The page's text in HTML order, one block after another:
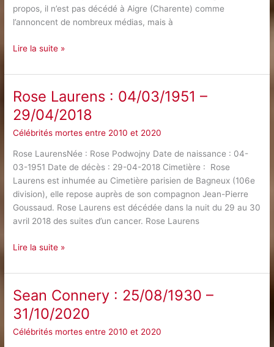
propos, il n’est pas décédé à Aigre (Charente) comme
l’annoncent de nombreux médias, mais à
Roger
:
–
11/11/2020
Lire la suite »
Rose Laurens : 04/03/1951 –
29/04/2018
Célébrités mortes entre 2010 et 2020
Rose LaurensNée : Rose Podwojny Date de naissance : 04-
03-1951 Date de décès : 29-04-2018 Cimetière : Rose
Laurens est inhumée au Cimetière parisien de Bagneux (106e
division), elle repose auprès de son compagnon Jean-Pierre
Goussaud. Rose Laurens est décédée dans la nuit du 29 au 30
avril 2018 des suites d’un cancer. Rose Laurens
Rose
:
–
29/04/2018
Lire la suite »
Sean Connery : 25/08/1930 –
31/10/2020
Célébrités mortes entre 2010 et 2020